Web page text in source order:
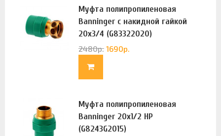
Муфта полипропиленовая
Banninger с накидной гайкой
20х3/4 (G83322020)
2480р. 1690р.
Муфта полипропиленовая
Banninger 20х1/2 НР
(G8243G2015)